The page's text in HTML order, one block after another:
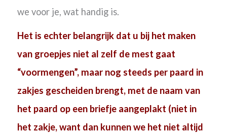
we voor je, wat handig is.
Het is echter belangrijk dat u bij het maken
van groepjes niet al zelf de mest gaat
“voormengen”, maar nog steeds per paard in
zakjes gescheiden brengt, met de naam van
het paard op een briefje aangeplakt (niet in
het zakje, want dan kunnen we het niet altijd